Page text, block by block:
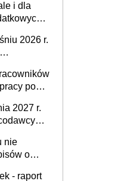
po
i dla
2026 r.
po
2027 r.
nie
o
- raport